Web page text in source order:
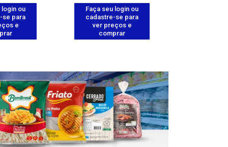
login ou
se para
e
Faça seu login ou
cadastre-se para
ver preços e
comprar